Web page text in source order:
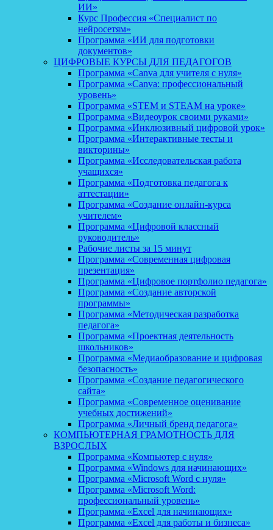
ИИ»
Курс Профессия «Специалист по
нейросетям»
Программа «ИИ для подготовки
документов»
ЦИФРОВЫЕ КУРСЫ ДЛЯ ПЕДАГОГОВ
Программа «Canva для учителя с нуля»
Программа «Canva: профессиональный
уровень»
Программа «STEM и STEAM на уроке»
Программа «Видеоурок своими руками»
Программа «Инклюзивный цифровой урок»
Программа «Интерактивные тесты и
викторины»
Программа «Исследовательская работа
учащихся»
Программа «Подготовка педагога к
аттестации»
Программа «Создание онлайн-курса
учителем»
Программа «Цифровой классный
руководитель»
Рабочие листы за 15 минут
Программа «Современная цифровая
презентация»
Программа «Цифровое портфолио педагога»
Программа «Создание авторской
программы»
Программа «Методическая разработка
педагога»
Программа «Проектная деятельность
школьников»
Программа «Медиаобразование и цифровая
безопасность»
Программа «Создание педагогического
сайта»
Программа «Современное оценивание
учебных достижений»
Программа «Личный бренд педагога»
КОМПЬЮТЕРНАЯ ГРАМОТНОСТЬ ДЛЯ
ВЗРОСЛЫХ
Программа «Компьютер с нуля»
Программа «Windows для начинающих»
Программа «Microsoft Word с нуля»
Программа «Microsoft Word:
профессиональный уровень»
Программа «Excel для начинающих»
Программа «Excel для работы и бизнеса»